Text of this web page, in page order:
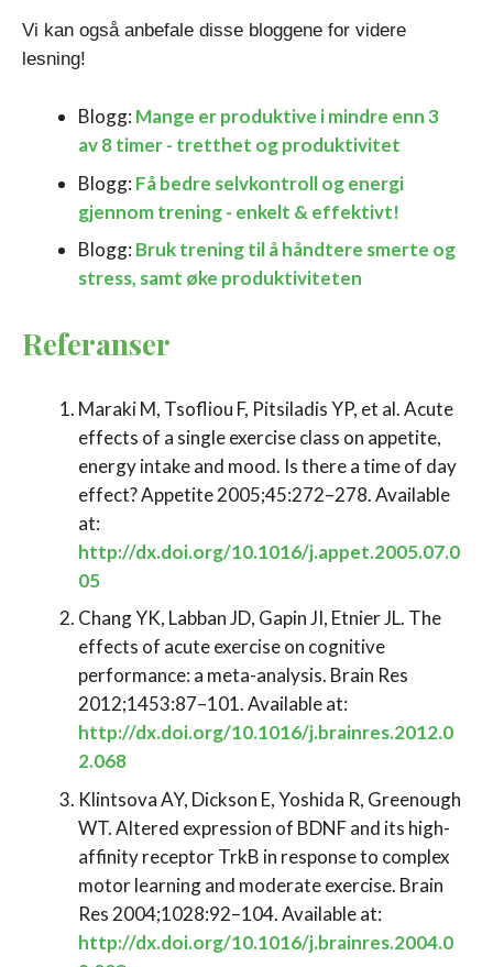
Vi kan også anbefale disse bloggene for videre
lesning!
Blogg: Mange er produktive i mindre enn 3
av 8 timer - tretthet og produktivitet
Blogg: Få bedre selvkontroll og energi
gjennom trening - enkelt & effektivt!
Blogg: Bruk trening til å håndtere smerte og
stress, samt øke produktiviteten
Referanser
Maraki M, Tsofliou F, Pitsiladis YP, et al. Acute
effects of a single exercise class on appetite,
energy intake and mood. Is there a time of day
effect? Appetite 2005;45:272–278. Available
at:
http://dx.doi.org/10.1016/j.appet.2005.07.0
05
Chang YK, Labban JD, Gapin JI, Etnier JL. The
effects of acute exercise on cognitive
performance: a meta-analysis. Brain Res
2012;1453:87–101. Available at:
http://dx.doi.org/10.1016/j.brainres.2012.0
2.068
Klintsova AY, Dickson E, Yoshida R, Greenough
WT. Altered expression of BDNF and its high-
affinity receptor TrkB in response to complex
motor learning and moderate exercise. Brain
Res 2004;1028:92–104. Available at:
http://dx.doi.org/10.1016/j.brainres.2004.0